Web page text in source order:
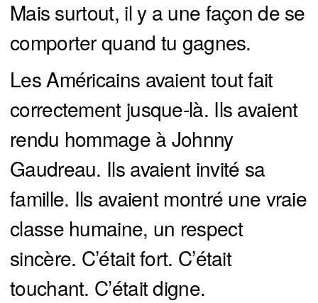
Mais surtout, il y a une façon de se
comporter quand tu gagnes.
Les Américains avaient tout fait
correctement jusque-là. Ils avaient
rendu hommage à Johnny
Gaudreau. Ils avaient invité sa
famille. Ils avaient montré une vraie
classe humaine, un respect
sincère. C’était fort. C’était
touchant. C’était digne.